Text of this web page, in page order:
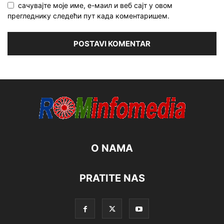
сачувајте моје име, е-маил и веб сајт у овом
прегледнику следећи пут када коментаришем.
O NAMA
PRATITE NAS